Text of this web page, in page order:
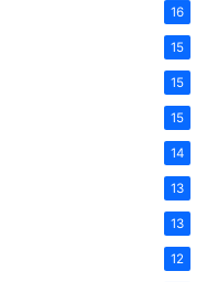
16
15
15
15
14
13
13
12